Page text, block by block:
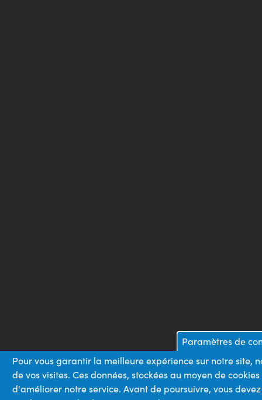
Paramètres de
Pour vous garantir la meilleure expérience sur notre site,
de vos visites. Ces données, stockées au moyen de
d'améliorer notre service. Avant de poursuivre, vous